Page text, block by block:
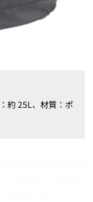
約 25L、材質：ポ